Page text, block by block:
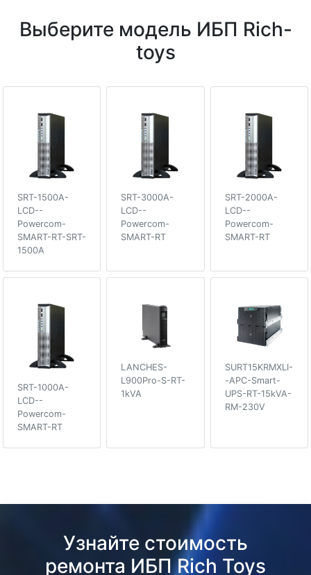
Выберите модель ИБП Rich-
toys
SRT-1500A-
LCD--
Powercom-
SMART-RT-SRT-
1500A
SRT-3000A-
LCD--
Powercom-
SMART-RT
SRT-2000A-
LCD--
Powercom-
SMART-RT
SRT-1000A-
LCD--
Powercom-
SMART-RT
LANCHES-
L900Pro-S-RT-
1kVA
SURT15KRMXLI-
-APC-Smart-
UPS-RT-15kVA-
RM-230V
Узнайте стоимость
ремонта ИБП Rich Toys